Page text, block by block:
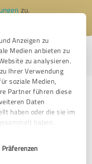
Anzeigen zu
Medien anbieten zu
zu analysieren.
Ihrer Verwendung
soziale Medien,
Partner führen diese
Daten
haben oder die sie im
haben.
Präferenzen
zu.
07.08.2019|Profil
Bereich